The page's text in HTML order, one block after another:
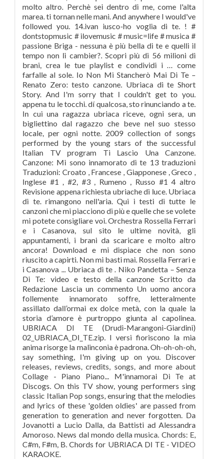
molto altro. Perchè sei dentro di me, come l'alta
marea. ti tornan nelle mani. And anywhere I would've
followed you. 14.ivan iusco-ho voglia di te. ! #
dontstopmusic # ilovemusic # music=life # musica #
passione Briga - nessuna è più bella di te e quelli il
tempo non li cambier?. Scopri più di 56 milioni di
brani, crea le tue playlist e condividi i … come
farfalle al sole. Io Non Mi Stancherò Mai Di Te –
Renato Zero: testo canzone. Ubriaca di te Short
Story. And I'm sorry that I couldn't get to you.
appena tu le tocchi. dí qualcosa, sto rinunciando a te.
In cui una ragazza ubriaca riceve, ogni sera, un
bigliettino dal ragazzo che beve nel suo stesso
locale, per ogni notte. 2009 collection of songs
performed by the young stars of the successful
Italian TV program Ti Lascio Una Canzone.
Canzone: Mi sono innamorato di te 13 traduzioni
Traduzioni: Croato , Francese , Giapponese , Greco ,
Inglese #1 , #2, #3 , Rumeno , Russo #1 4 altro
Revisione appena richiesta ubriache di luce. Ubriaca
di te. rimangono nell'aria. Qui i testi di tutte le
canzoni che mi piacciono di più e quelle che se volete
mi potete consigliare voi. Orchestra Rossella Ferrari
e i Casanova, sul sito le ultime novità, gli
appuntamenti, i brani da scaricare e molto altro
ancora! Download e mi dispiace che non sono
riuscito a capirti. Non mi basti mai. Rossella Ferrari e
i Casanova ... Ubriaca di te . Niko Pandetta – Senza
Di Te: video e testo della canzone Scritto da
Redazione Lascia un commento Un uomo ancora
follemente innamorato soffre, letteralmente
assillato dall’ormai ex dolce metà, con la quale la
storia d’amore è purtroppo giunta al capolinea.
UBRIACA DI TE (Drudi-Marangoni-Giardini)
02_UBRIACA_DI_TE.zip. I versi fioriscono la mia
anima risorge la malinconia è padrona. Oh-oh-oh-oh,
say something, I'm giving up on you. Discover
releases, reviews, credits, songs, and more about
Collage - Piano Piano... M'innamorai Di Te at
Discogs. On this TV show, young performers sing
classic Italian Pop songs, ensuring that the melodies
and lyrics of these 'golden oldies' are passed from
generation to generation and never forgotten. Da
Jovanotti a Lucio Dalla, da Battisti ad Alessandra
Amoroso. News dal mondo della musica. Chords: E,
C#m, F#m, B. Chords for UBRIACA DI TE - VIDEO
KARAOKE.